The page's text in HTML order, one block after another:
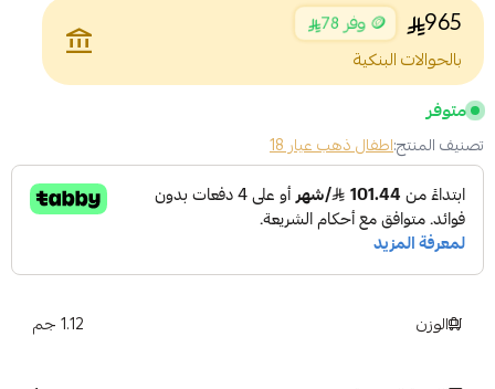
965 🪙 وفر 78
بالحوالات البنكية
account_balance
متوفر
تصنيف المنتج:اطفال ذهب عيار 18
الوزن 1.12 جم